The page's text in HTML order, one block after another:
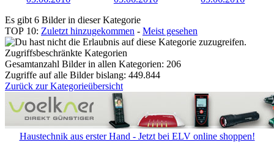
Es gibt 6 Bilder in dieser Kategorie
TOP 10: Zuletzt hinzugekommen - Meist gesehen
Zugriffsbeschränkte Kategorien
Gesamtanzahl Bilder in allen Kategorien: 206
Zugriffe auf alle Bilder bislang: 449.844
Zurück zur Kategorieübersicht
Haustechnik aus erster Hand - Jetzt bei ELV online shoppen!